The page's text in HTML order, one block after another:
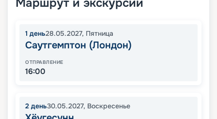
Маршрут и экскурсии
1 день28.05.2027, Пятница
Саутгемптон (Лондон)
ОТПРАВЛЕНИЕ
16:00
2 день30.05.2027, Воскресенье